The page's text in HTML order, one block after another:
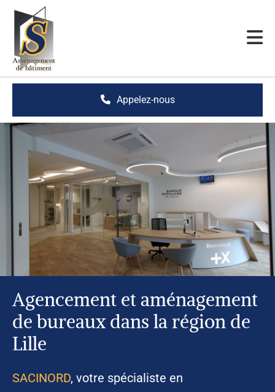
Appelez-nous
Agencement et aménagement
de bureaux dans la région de
Lille
SACINORD, votre spécialiste en